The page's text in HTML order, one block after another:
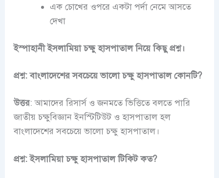
এক চোখের ওপরে একটা পর্দা নেমে আসতে
দেখা
ইস্পাহানী ইসলামিয়া চক্ষু হাসপাতাল নিয়ে কিছু প্রশ্ন।
প্রশ্ন: বাংলাদেশের সবচেয়ে ভালো চক্ষু হাসপাতাল কোনটি?
উত্তর: আমাদের রিসার্স ও জনমতে ভিত্তিতে বলতে পারি
জাতীয় চক্ষুবিজ্ঞান ইনস্টিটিউট ও হাসপাতাল হল
বাংলাদেশের সবচেয়ে ভালো চক্ষু হাসপাতাল।
প্রশ্ন: ইসলামিয়া চক্ষু হাসপাতাল টিকিট কত?